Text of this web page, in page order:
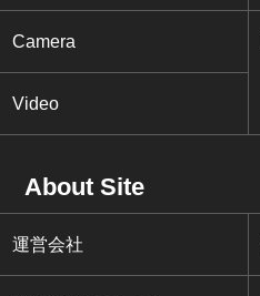
Camera
Video
About Site
運営会社